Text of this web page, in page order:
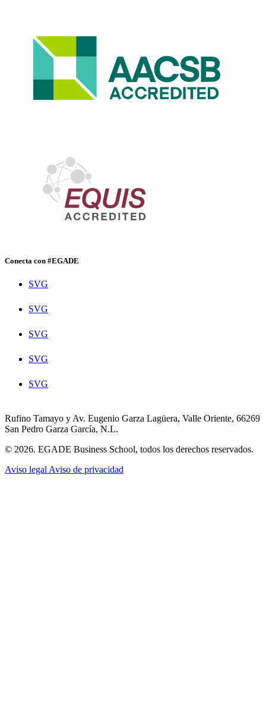
Conecta con #EGADE
SVG
SVG
SVG
SVG
SVG
Rufino Tamayo y Av. Eugenio Garza Lagüera, Valle Oriente, 66269
San Pedro Garza García, N.L.
© 2026. EGADE Business School, todos los derechos reservados.
Aviso legal Aviso de privacidad